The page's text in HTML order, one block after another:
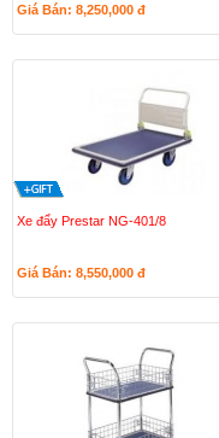
Giá Bán: 8,250,000 đ
Xe đẩy Prestar NG-401/8
Giá Bán: 8,550,000 đ